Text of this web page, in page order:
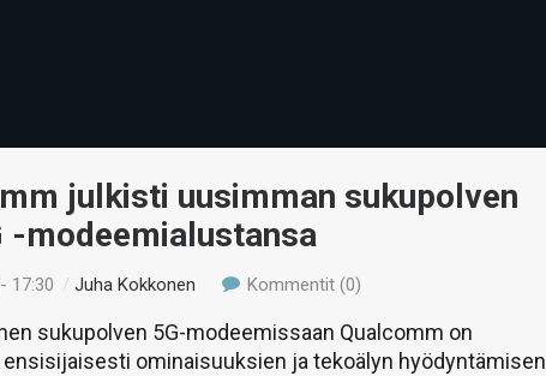
julkisti uusimman sukupolven
-modeemialustansa
17:30 /Juha Kokkonen Kommentit (0)
sukupolven 5G-modeemissaan Qualcomm on
ominaisuuksien ja tekoälyn hyödyntämisen